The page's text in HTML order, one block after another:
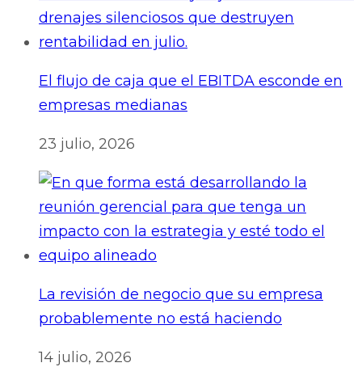
El flujo de caja que el EBITDA esconde en
empresas medianas
23 julio, 2026
La revisión de negocio que su empresa
probablemente no está haciendo
14 julio, 2026